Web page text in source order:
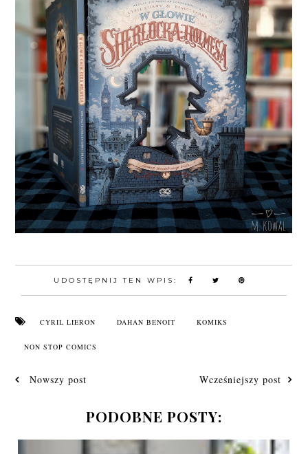
UDOSTĘPNIJ TEN WPIS:
CYRIL LIERON DAHAN BENOIT KOMIKS
NON STOP COMICS
Nowszy post Wcześniejszy post
PODOBNE POSTY: